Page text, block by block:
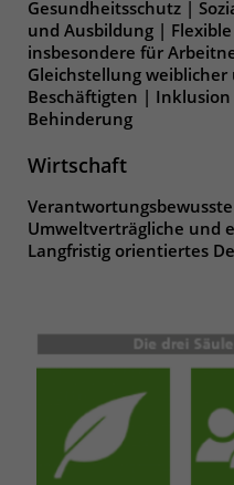
Gesundheitsschutz |
und Ausbildung |
insbesondere für
Gleichstellung
Beschäftigten |
Behinderung
Wirtschaft
Umweltverträgliche und
Langfristig orientiertes
Anbieter TYPO3
Laufzeit 1 Jahr
Zweck
Besuchs
Name _pk_id
Anbieter
Laufzeit 13 Monate
Zweck
Das
die
eine
um